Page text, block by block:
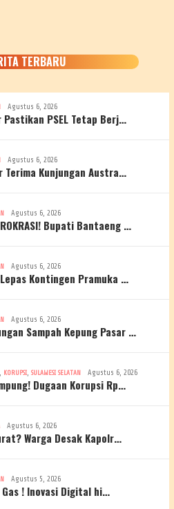
TERBARU
Agustus 6, 2026
PSEL Tetap Berj…
Agustus 6, 2026
Terima Kunjungan Austra…
Agustus 6, 2026
Bupati Bantaeng …
Agustus 6, 2026
Kontingen Pramuka …
Agustus 6, 2026
Sampah Kepung Pasar …
, KORUPSI, SULAWESI SELATAN Agustus 6, 2026
Dugaan Korupsi Rp…
Agustus 6, 2026
Warga Desak Kapolr…
Agustus 5, 2026
! Inovasi Digital hi…